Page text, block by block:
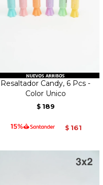
Resaltador Candy, 6 Pcs -
Color Unico
$ 189
$ 161